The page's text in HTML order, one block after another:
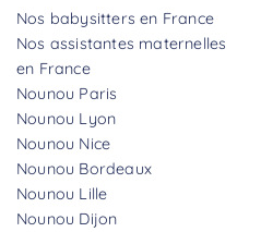
Nos babysitters en France
Nos assistantes maternelles
en France
Nounou Paris
Nounou Lyon
Nounou Nice
Nounou Bordeaux
Nounou Lille
Nounou Dijon